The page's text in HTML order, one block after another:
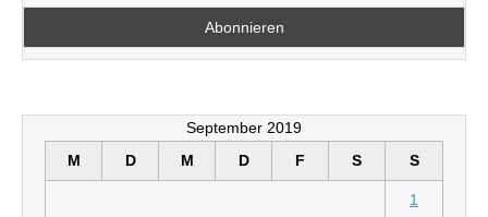
September 2019
M
D M D F S S
1